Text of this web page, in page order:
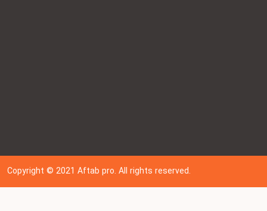
Copyright © 202 1Aftab pro. All rights reserved.